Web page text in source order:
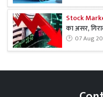
Stock
का असर,
07 Aug